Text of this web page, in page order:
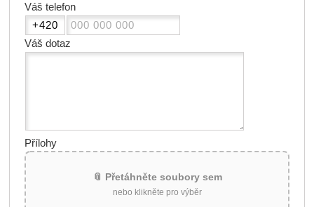
Váš telefon
Váš dotaz
Přílohy
📎 Přetáhněte soubory sem
nebo klikněte pro výběr